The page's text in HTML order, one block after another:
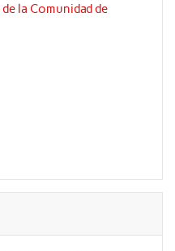
la Comunidad de